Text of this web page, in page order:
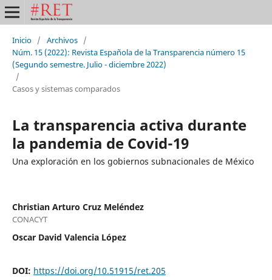
Inicio / Archivos /
Núm. 15 (2022): Revista Española de la Transparencia número 15
(Segundo semestre. Julio - diciembre 2022)
/
Casos y sistemas comparados
La transparencia activa durante
la pandemia de Covid-19
Una exploración en los gobiernos subnacionales de México
Christian Arturo Cruz Meléndez
CONACYT
Oscar David Valencia López
DOI: https://doi.org/10.51915/ret.205